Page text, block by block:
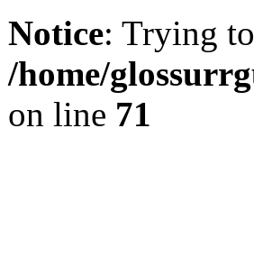
Notice: Trying
/home/
on line 71